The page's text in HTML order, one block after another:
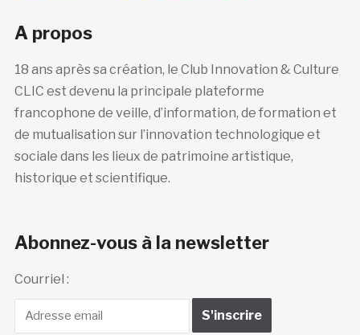
A propos
18 ans après sa création, le Club Innovation & Culture
CLIC est devenu la principale plateforme
francophone de veille, d’information, de formation et
de mutualisation sur l’innovation technologique et
sociale dans les lieux de patrimoine artistique,
historique et scientifique.
Abonnez-vous à la newsletter
Courriel :